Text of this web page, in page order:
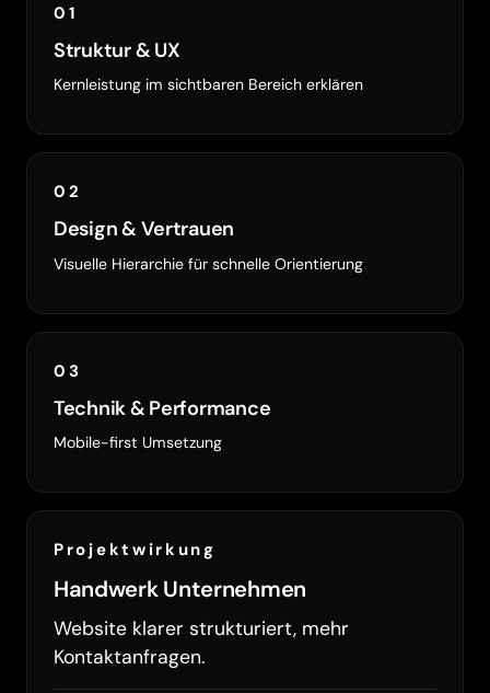
01
Struktur & UX
Kernleistung im sichtbaren Bereich erklären
02
Design & Vertrauen
Visuelle Hierarchie für schnelle Orientierung
03
Technik & Performance
Mobile-first Umsetzung
Projektwirkung
Handwerk Unternehmen
Website klarer strukturiert, mehr
Kontaktanfragen.